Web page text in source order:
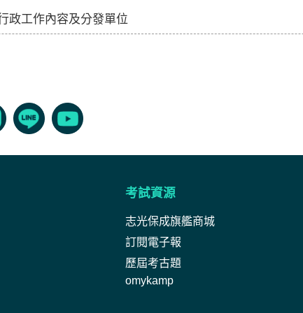
政工作內容及分發單位
考試資源
志光保成旗艦商城
訂閱電子報
歷屆考古題
omykamp